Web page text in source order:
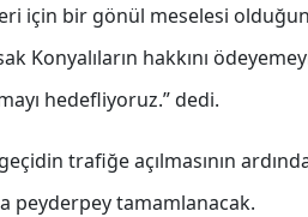
için bir gönül meselesi
Konyalıların hakkını
hedefliyoruz.” dedi.
trafiğe açılmasının
peyderpey tamamlanacak.